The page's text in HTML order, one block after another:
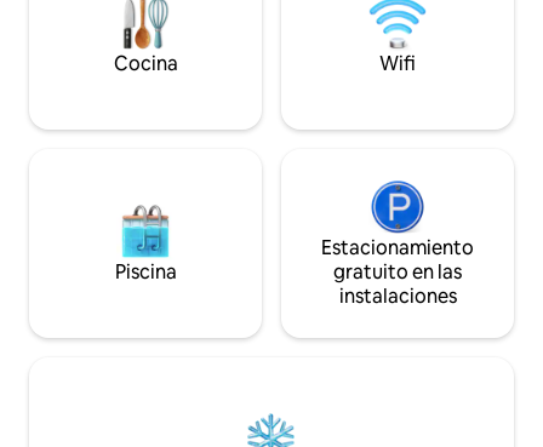
una hoguera (madera incluida).
Ofrecemos 2 bicicletas bajo petición.
Cocina Wifi
Piscina
Estacionamiento
gratuito en las
instalaciones